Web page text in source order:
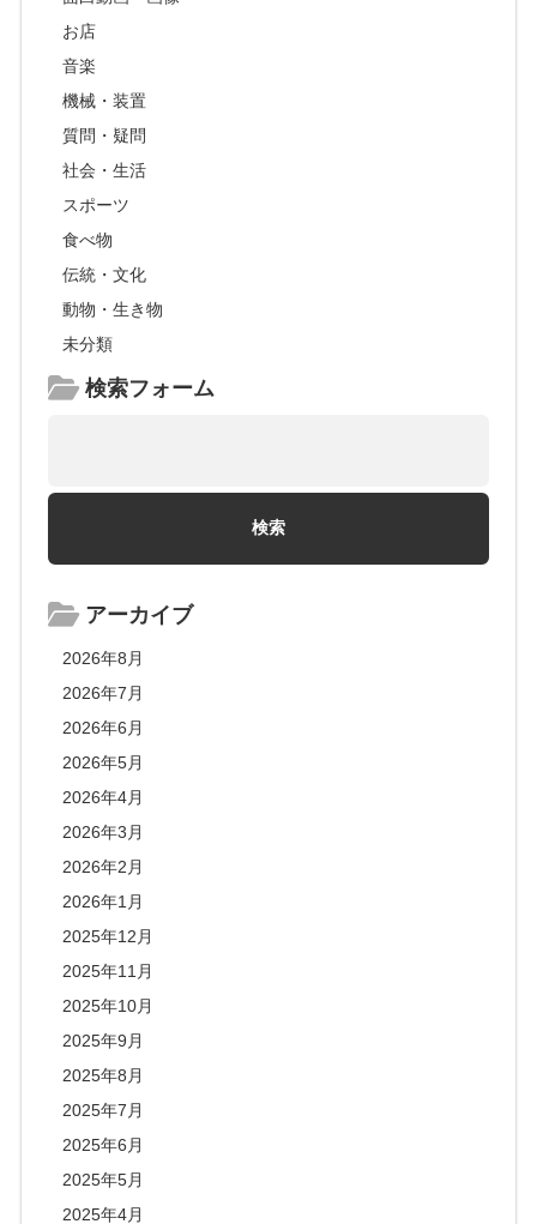
お店
音楽
機械・装置
質問・疑問
社会・生活
スポーツ
食べ物
伝統・文化
動物・生き物
未分類
検索フォーム
アーカイブ
2026年8月
2026年7月
2026年6月
2026年5月
2026年4月
2026年3月
2026年2月
2026年1月
2025年12月
2025年11月
2025年10月
2025年9月
2025年8月
2025年7月
2025年6月
2025年5月
2025年4月